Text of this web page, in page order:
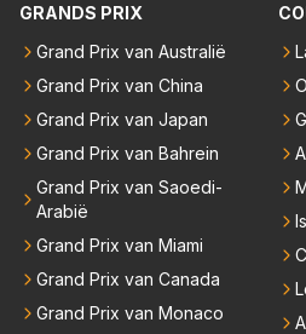
GRANDS PRIX
Grand Prix van Australië
Grand Prix van China
Grand Prix van Japan
Grand Prix van Bahrein
Grand Prix van Saoedi-
Arabië
Grand Prix van Miami
Grand Prix van Canada
Grand Prix van Monaco